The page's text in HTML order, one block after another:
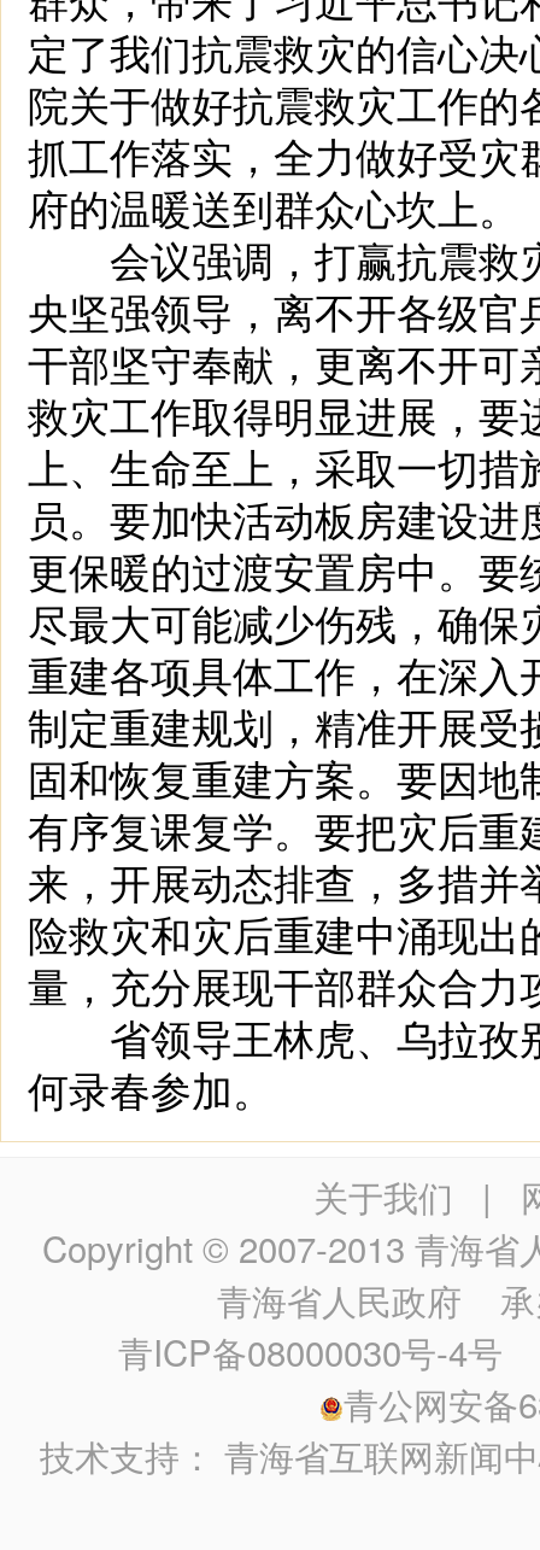
定了我们抗震救灾的信心
院关于做好抗震救灾工作
抓工作落实，全力做好受
府的温暖送到群众心坎上。
会议强调，打赢抗震救
央坚强领导，离不开各级
干部坚守奉献，更离不开
救灾工作取得明显进展，
上、生命至上，采取一切
员。要加快活动板房建设
更保暖的过渡安置房中。
尽最大可能减少伤残，确
重建各项具体工作，在深
制定重建规划，精准开展
固和恢复重建方案。要因
有序复课复学。要把灾后
来，开展动态排查，多措
险救灾和灾后重建中涌现
量，充分展现干部群众合力
省领导王林虎、乌拉孜
何录春参加。
关于我们 |
Copyright © 2007-2013 青海省
青海省人民政府 承
青ICP备08000030号-4号
青公网安备
技术支持：青海省互联网新闻